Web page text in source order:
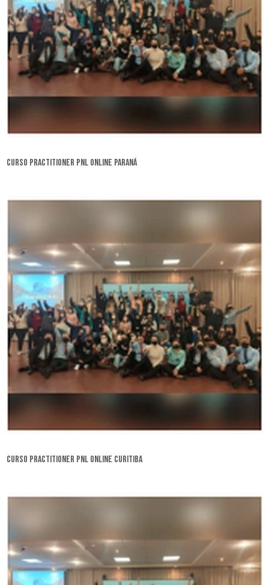
curso practitioner pnl online Paraná
curso practitioner pnl online Curitiba